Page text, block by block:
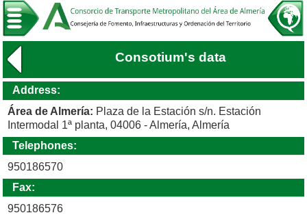
Consotium's data
Address:
Área de Almería: Plaza de la Estación s/n. Estación
Intermodal 1ª planta, 04006 - Almería, Almería
Telephones:
950186570
Fax:
950186576